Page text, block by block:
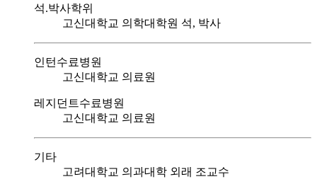
석.박사학위
고신대학교 의학대학원 석, 박사
인턴수료병원
고신대학교 의료원
레지던트수료병원
고신대학교 의료원
기타
고려대학교 의과대학 외래 조교수